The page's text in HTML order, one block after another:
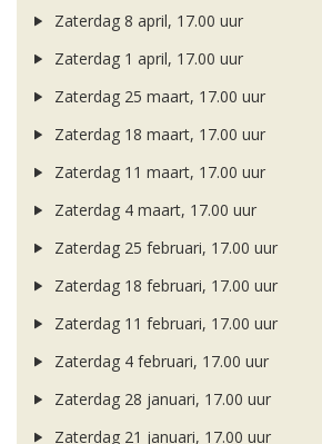
Zaterdag 8 april, 17.00 uur
Zaterdag 1 april, 17.00 uur
Zaterdag 25 maart, 17.00 uur
Zaterdag 18 maart, 17.00 uur
Zaterdag 11 maart, 17.00 uur
Zaterdag 4 maart, 17.00 uur
Zaterdag 25 februari, 17.00 uur
Zaterdag 18 februari, 17.00 uur
Zaterdag 11 februari, 17.00 uur
Zaterdag 4 februari, 17.00 uur
Zaterdag 28 januari, 17.00 uur
Zaterdag 21 januari, 17.00 uur